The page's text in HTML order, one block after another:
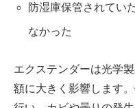
防湿庫保管されてい
なかった
エクステンダーは光学
額に大きく影響します